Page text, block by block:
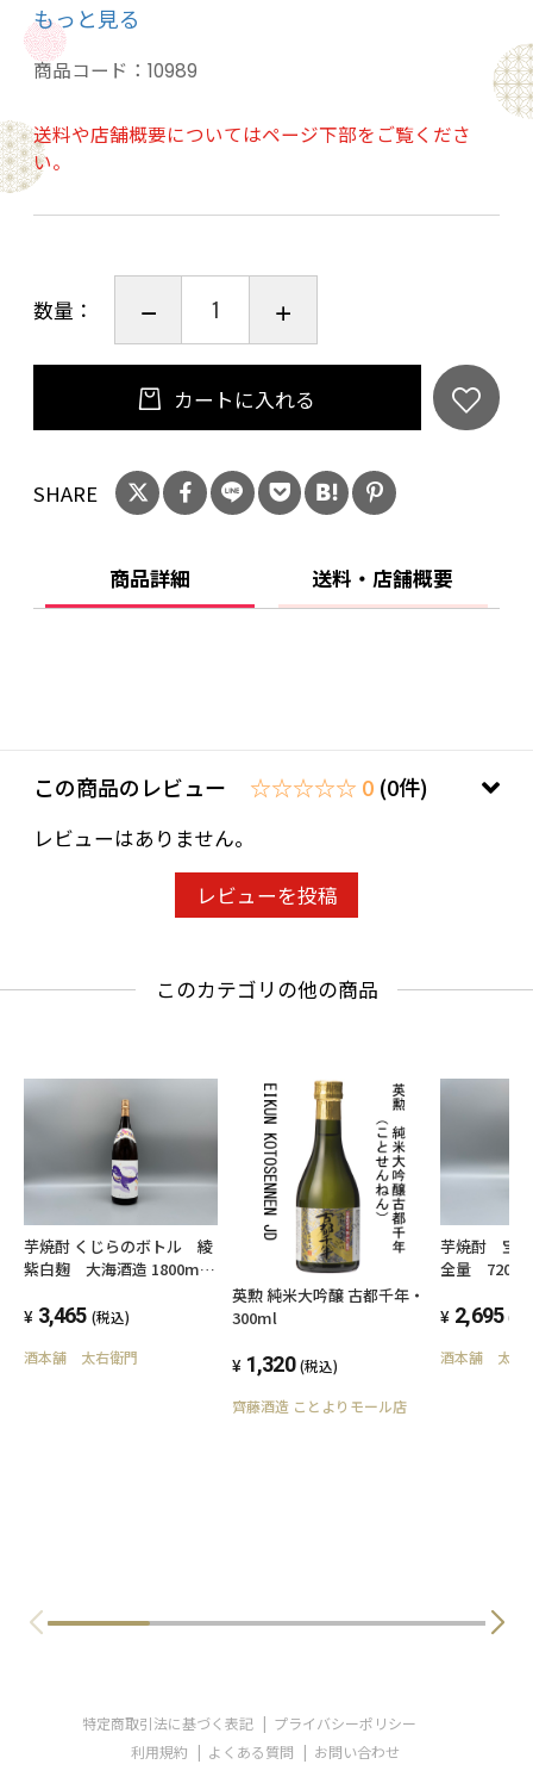
な銘柄です。
水が美味しいことで評判の高い大宜味村田嘉
里。
います。
その美味しさは地元の人が週に何度も水をもら
いに来るほど！
それだけ田嘉里の水は美味しいのです。
そんな水で仕込んだこのまるた【30度】は常圧
口当たりなめらかで甘く、飲みやすい泡盛に仕
沖縄では一番よく飲まれている泡盛のスタンダ
ード30度！
20歳未満の飲酒は法律で禁止されています。当
りません。
ご購入時、「ご注文手続き」画面の「お問い合
わせ欄」に、生年月日を必ず入力してくださ
ことよりモール会員で生年月日登録済みの方
もっと見る
商品コード： 10989
送料や店舗概要についてはページ下部をご覧くださ
い。
数量：
カートに入れる
SHARE
商品詳細 送料・店舗概要
この商品のレビュー ☆☆☆☆☆ 0 (0件)
レビューはありません。
レビューを投稿
このカテゴリの他の商品
芋焼酎 くじらのボトル 綾
紫白麹 大海酒造 1800ml
3,465 (税込)
酒本舗 太右衛門
英勲 純米大吟醸 古都千年・
300ml
1,320 (税込)
齊藤酒造 ことよりモール店
芋焼酎 宝
全量
2,695 (税
酒本舗 太右
特定商取引法に基づく表記
プライバシーポリシー
利用規約
よくある質問 お問い合わせ